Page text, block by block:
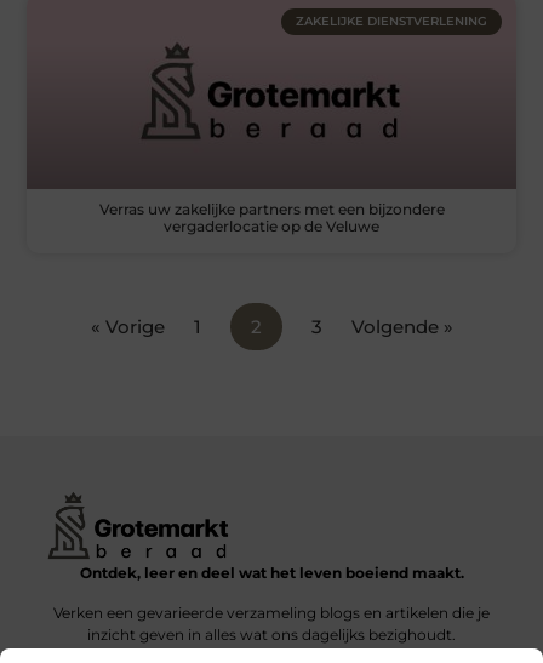
ZAKELIJKE DIENSTVERLENING
Verras uw zakelijke partners met een bijzondere
vergaderlocatie op de Veluwe
« Vorige 1 2 3 Volgende »
Ontdek, leer en deel wat het leven boeiend maakt.
Verken een gevarieerde verzameling blogs en artikelen die je
inzicht geven in alles wat ons dagelijks bezighoudt.